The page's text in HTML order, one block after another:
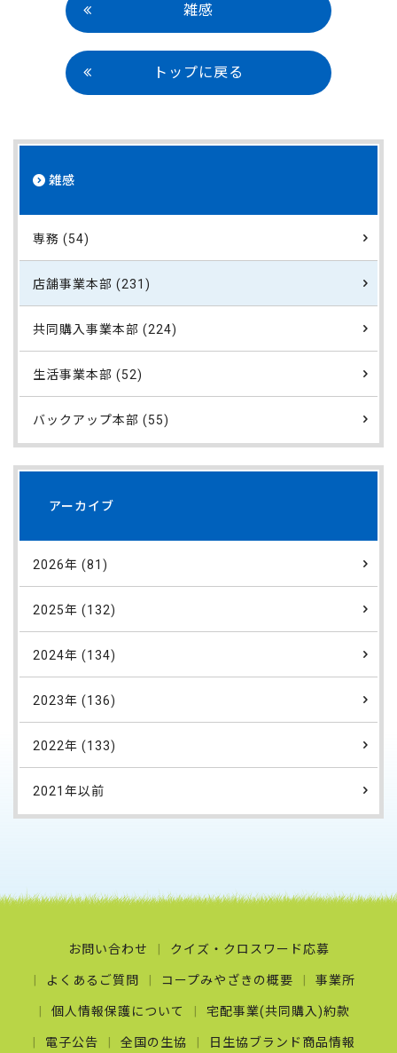
雑感
トップに戻る
雑感
専務 (54)
店舗事業本部 (231)
共同購入事業本部 (224)
生活事業本部 (52)
バックアップ本部 (55)
アーカイブ
2026年 (81)
2025年 (132)
2024年 (134)
2023年 (136)
2022年 (133)
2021年以前
お問い合わせ クイズ・クロスワード応募
よくあるご質問 コープみやざきの概要 事業所
個人情報保護について 宅配事業(共同購入)約款
電子公告 全国の生協 日生協ブランド商品情報